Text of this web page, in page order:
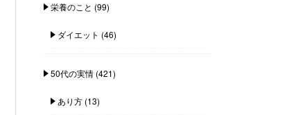
栄養のこと (99)
ダイエット (46)
50代の実情(421)
あり方(13)